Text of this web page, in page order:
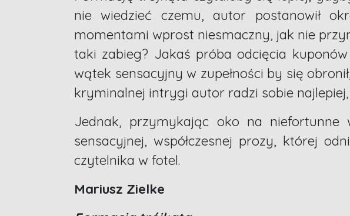
nie wiedzieć czemu, autor postanowił
momentami wprost niesmaczny, jak nie
taki zabieg? Jakaś próba odcięcia
wątek sensacyjny w zupełności by się
kryminalnej intrygi autor radzi sobie
Jednak, przymykając oko na niefortunne
sensacyjnej, współczesnej prozy, której
czytelnika w fotel.
Mariusz Zielke